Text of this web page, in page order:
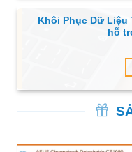
Khôi Phục Dữ Liệu
hỗ